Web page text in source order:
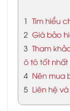
1 Tìm hiểu
2 Giá bảo
3 Tham
ô tô tốt nhất
4 Nên mua
5 Liên hệ